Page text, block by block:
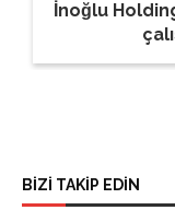
İnoğlu
BİZİ TAKİP EDİN